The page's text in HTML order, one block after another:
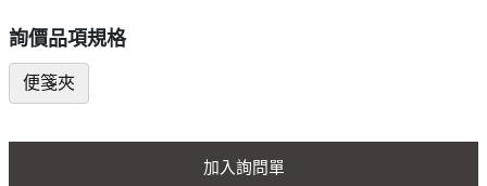
詢價品項規格
便箋夾
加入詢問單